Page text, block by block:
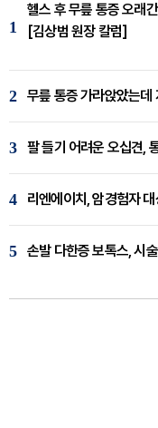
1
헬스 후 무릎 통증 오래
[김상범 원장 칼럼]
2
3
4 리엔에이치, 암경험자
5